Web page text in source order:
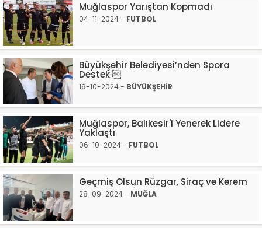
Muğlaspor Yarıştan Kopmadı
04-11-2024 - FUTBOL
Büyükşehir Belediyesi’nden Spora
Destek 
19-10-2024 - BÜYÜKŞEHİR
Muğlaspor, Balıkesir'i Yenerek Lidere
Yaklaştı
06-10-2024 - FUTBOL
Geçmiş Olsun Rüzgar, Siraç ve Kerem
28-09-2024 - MUĞLA